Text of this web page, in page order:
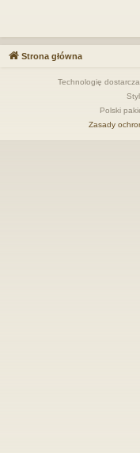
Strona główna
Technologię dostarcza
Polski
Zasady